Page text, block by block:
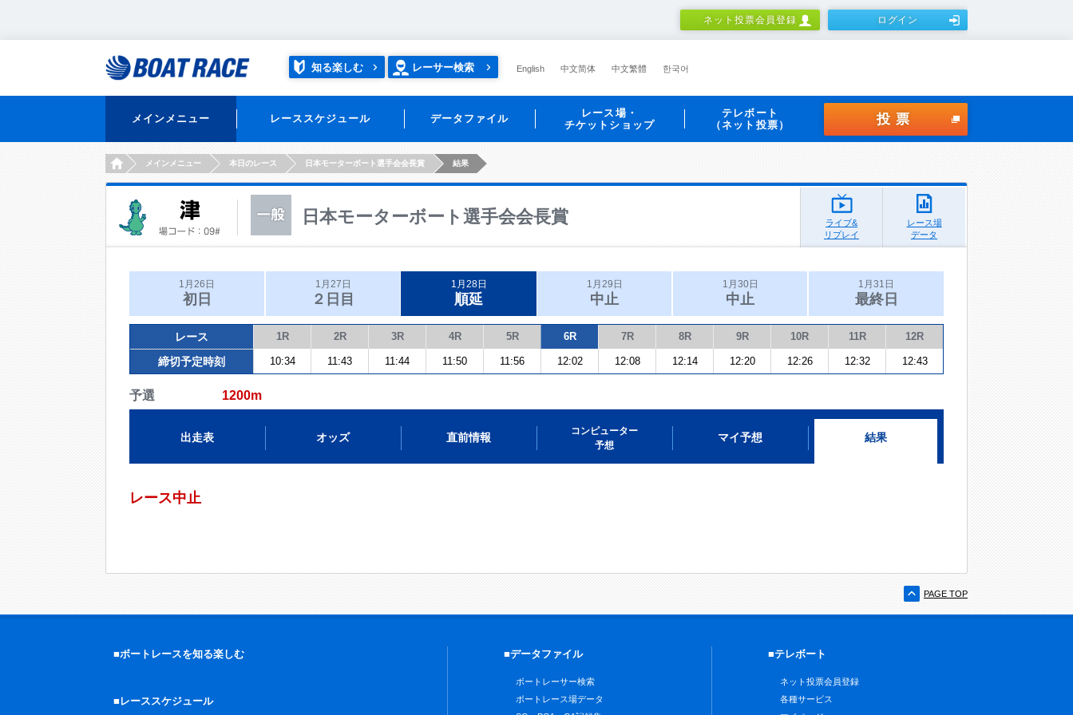
ネット投票会員登録 ログイン
知る楽しむ レーサー検索 English 中文简体 中文繁體 한국어
メインメニュー レーススケジュール データファイル
レース場・
チケットショップ
テレボート
（ネット投票）
投票
HOMEメインメニュー 本日のレース 日本モーターボート選手会会長賞 結果
日本モーターボート選手会会長賞
ライブ&
リプレイ
レース場
データ
1月26日
初日
1月27日
２日目
1月28日
順延
1月29日
中止
1月30日
中止
1月31日
最終日
レース 1R 2R 3R 4R 5R 6R 7R 8R 9R 10R 11R 12R
締切予定時刻 10:34 11:43 11:44 11:50 11:56 12:02 12:08 12:14 12:20 12:26 12:32 12:43
予選 1200m
出走表 オッズ 直前情報
コンピューター
予想
マイ予想 結果
レース中止
PAGE TOP
■ボートレースを知る楽しむ
■レーススケジュール
■データファイル
ボートレーサー検索
ボートレース場データ
■テレボート
ネット投票会員登録
各種サービス